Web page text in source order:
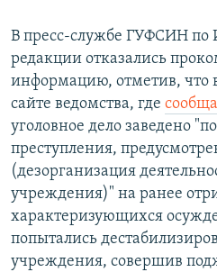
В пресс-службе ГУФСИН по
редакции отказались
информацию, отметив, что
сайте ведомства, где
уголовное дело заведено
преступления,
(дезорганизация
учреждения)" на ранее
характеризующихся
попытались
учреждения, совершив